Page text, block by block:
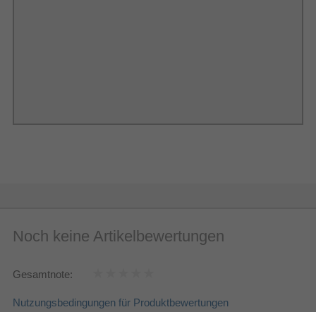
verarbeitet die Geräusche, wobei er auch die Form
berücksichtigt, und lässt sie so verstummen. Auf
Klangerlebnis ohne Ablenkungen ein.
Noch keine Artikelbewertungen
Gesamtnote:
Nutzungsbedingungen für Produktbewertungen